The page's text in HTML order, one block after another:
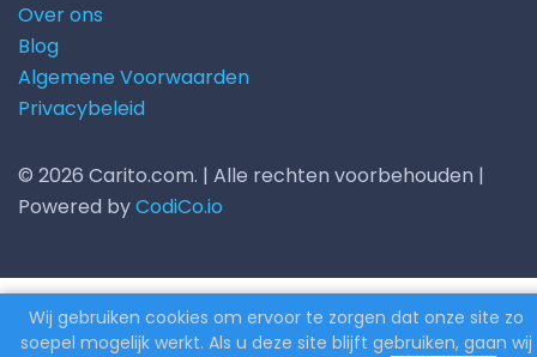
Over ons
Blog
Algemene Voorwaarden
Privacybeleid
© 2026 Carito.com. | Alle rechten voorbehouden |
Powered byCodiCo.io
Wij gebruiken cookies om ervoor te zorgen dat onze site zo
soepel mogelijk werkt. Als u deze site blijft gebruiken, gaan wij